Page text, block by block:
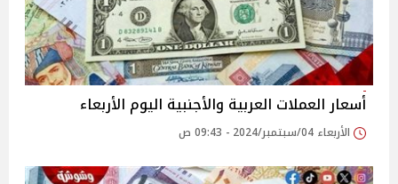
أسعار العملات العربية والأجنبية اليوم الأربعاء
الأربعاء 04/سبتمبر/2024 - 09:43 ص